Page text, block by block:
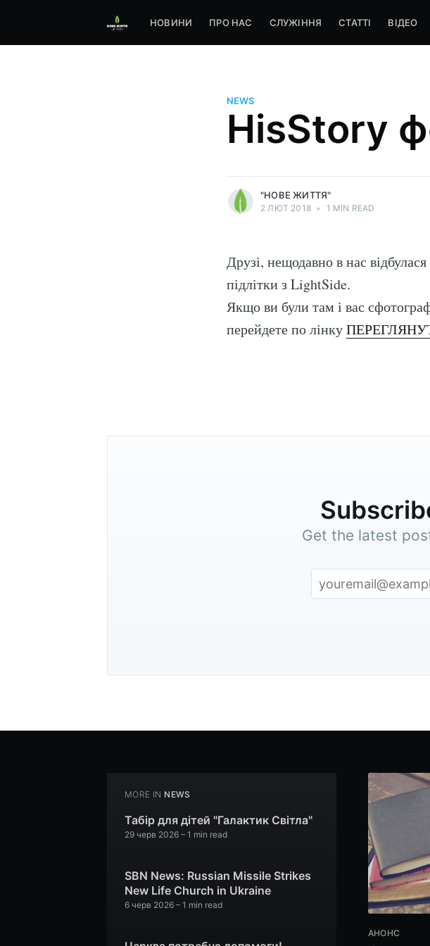
НОВИНИ ПРО НАС СЛУЖІННЯ СТАТТІ ВІДЕО
NEWS
HisStory
"НОВЕ ЖИТТЯ"
2 ЛЮТ 2018 • 1 MIN READ
Друзі, нещодавно в нас
підлітки з LightSide.
Якщо ви були там і вас
перейдете по лінку
Get the latest
MORE IN NEWS
Табір для дітей "Галактик Світла"
29 черв 2026 – 1 min read
SBN News: Russian Missile Strikes
New Life Church in Ukraine
6 черв 2026 – 1 min read
АНОНС
Stay up to date! Get